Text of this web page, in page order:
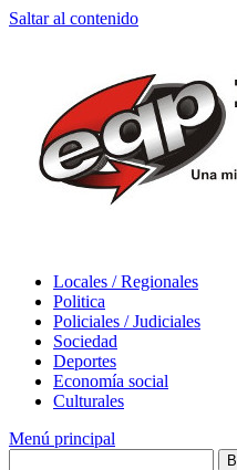
Saltar al contenido
Locales / Regionales
Politica
Policiales / Judiciales
Sociedad
Deportes
Economía social
Culturales
Menú principal